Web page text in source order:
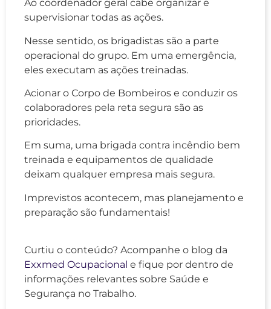
Ao coordenador geral cabe organizar e
supervisionar todas as ações.
Nesse sentido, os brigadistas são a parte
operacional do grupo. Em uma emergência,
eles executam as ações treinadas.
Acionar o Corpo de Bombeiros e conduzir os
colaboradores pela reta segura são as
prioridades.
Em suma, uma brigada contra incêndio bem
treinada e equipamentos de qualidade
deixam qualquer empresa mais segura.
Imprevistos acontecem, mas planejamento e
preparação são fundamentais!
Curtiu o conteúdo? Acompanhe o blog da
Exxmed Ocupacional e fique por dentro de
informações relevantes sobre Saúde e
Segurança no Trabalho.